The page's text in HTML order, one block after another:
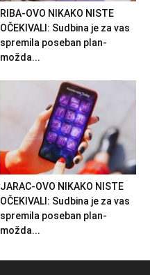
RIBA-OVO NIKAKO NISTE
OČEKIVALI: Sudbina je za vas
spremila poseban plan-
možda...
JARAC-OVO NIKAKO NISTE
OČEKIVALI: Sudbina je za vas
spremila poseban plan-
možda...